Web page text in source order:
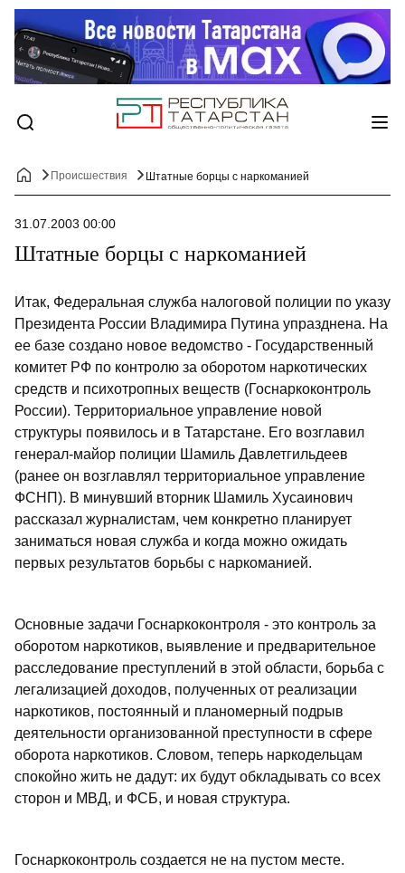
Происшествия Штатные борцы с наркоманией
31.07.2003 00:00
Штатные борцы с наркоманией
Итак, Федеральная служба налоговой полиции по указу
Президента России Владимира Путина упразднена. На
ее базе создано новое ведомство - Государственный
комитет РФ по контролю за оборотом наркотических
средств и психотропных веществ (Госнаркоконтроль
России). Территориальное управление новой
структуры появилось и в Татарстане. Его возглавил
генерал-майор полиции Шамиль Давлетгильдеев
(ранее он возглавлял территориальное управление
ФСНП). В минувший вторник Шамиль Хусаинович
рассказал журналистам, чем конкретно планирует
заниматься новая служба и когда можно ожидать
первых результатов борьбы с наркоманией.
Основные задачи Госнаркоконтроля - это контроль за
оборотом наркотиков, выявление и предварительное
расследование преступлений в этой области, борьба с
легализацией доходов, полученных от реализации
наркотиков, постоянный и планомерный подрыв
деятельности организованной преступности в сфере
оборота наркотиков. Словом, теперь наркодельцам
спокойно жить не дадут: их будут обкладывать со всех
сторон и МВД, и ФСБ, и новая структура.
Госнаркоконтроль создается не на пустом месте.